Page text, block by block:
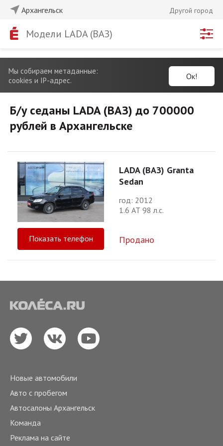
Архангельск Другой город
Модели LADA (ВАЗ)
Мы собираем метаданные:
cookies и IP-адрес.
Ок!
Б/у седаны LADA (ВАЗ) до 700000
рублей в Архангельске
LADA (ВАЗ) Granta
Sedan
год: 2012
1.6 АТ 98 л.с.
Показать телефон Продано
Новые автомобили
Авто с пробегом
Автосалоны Архангельск
Команда
Реклама на сайте